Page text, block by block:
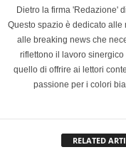
Dietro la firma 'Redazione'
Questo spazio è dedicato
alle breaking news che
riflettono il lavoro
quello di offrire ai lettori
passione per i colori
RELATED